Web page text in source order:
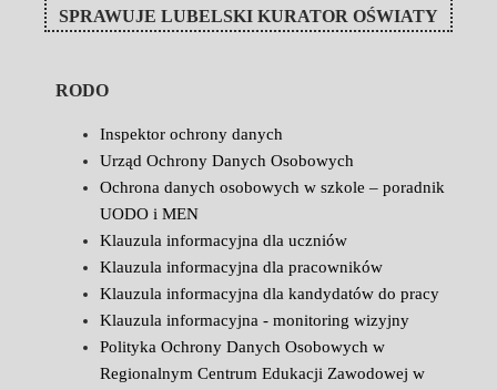
SPRAWUJE LUBELSKI KURATOR OŚWIATY
RODO
Inspektor ochrony danych
Urząd Ochrony Danych Osobowych
Ochrona danych osobowych w szkole – poradnik
UODO i MEN
Klauzula informacyjna dla uczniów
Klauzula informacyjna dla pracowników
Klauzula informacyjna dla kandydatów do pracy
Klauzula informacyjna - monitoring wizyjny
Polityka Ochrony Danych Osobowych w
Regionalnym Centrum Edukacji Zawodowej w